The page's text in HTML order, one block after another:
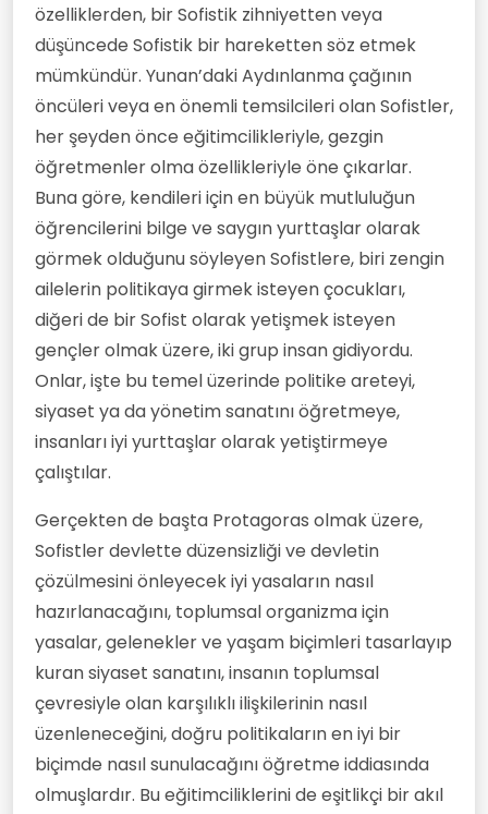
özelliklerden, bir Sofistik zihniyetten veya
düşüncede Sofistik bir hareketten söz etmek
mümkündür. Yunan’daki Aydınlanma çağının
öncüleri veya en önemli temsilcileri olan Sofistler,
her şeyden önce eğitimcilikleriyle, gezgin
öğretmenler olma özellikleriyle öne çıkarlar.
Buna göre, kendileri için en büyük mutluluğun
öğrencilerini bilge ve saygın yurttaşlar olarak
görmek olduğunu söyleyen Sofistlere, biri zengin
ailelerin politikaya girmek isteyen çocukları,
diğeri de bir Sofist olarak yetişmek isteyen
gençler olmak üzere, iki grup insan gidiyordu.
Onlar, işte bu temel üzerinde politike areteyi,
siyaset ya da yönetim sanatını öğretmeye,
insanları iyi yurttaşlar olarak yetiştirmeye
çalıştılar.
Gerçekten de başta Protagoras olmak üzere,
Sofistler devlette düzensizliği ve devletin
çözülmesini önleyecek iyi yasaların nasıl
hazırlanacağını, toplumsal organizma için
yasalar, gelenekler ve yaşam biçimleri tasarlayıp
kuran siyaset sanatını, insanın toplumsal
çevresiyle olan karşılıklı ilişkilerinin nasıl
üzenleneceğini, doğru politikaların en iyi bir
biçimde nasıl sunulacağını öğretme iddiasında
olmuşlardır. Bu eğitimciliklerini de eşitlikçi bir akıl